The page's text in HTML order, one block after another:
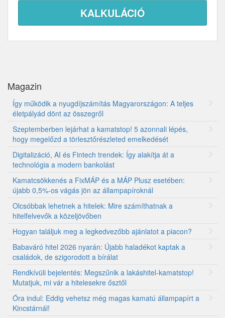
Magazin
Így működik a nyugdíjszámítás Magyarországon: A teljes
életpályád dönt az összegről
Szeptemberben lejárhat a kamatstop! 5 azonnali lépés,
hogy megelőzd a törlesztőrészleted emelkedését
Digitalizáció, AI és Fintech trendek: Így alakítja át a
technológia a modern bankolást
Kamatcsökkenés a FixMÁP és a MÁP Plusz esetében:
újabb 0,5%-os vágás jön az állampapíroknál
Olcsóbbak lehetnek a hitelek: Mire számíthatnak a
hitelfelvevők a közeljövőben
Hogyan találjuk meg a legkedvezőbb ajánlatot a piacon?
Babaváró hitel 2026 nyarán: Újabb haladékot kaptak a
családok, de szigorodott a bírálat
Rendkívüli bejelentés: Megszűnik a lakáshitel-kamatstop!
Mutatjuk, mi vár a hitelesekre ősztől
Óra indul: Eddig vehetsz még magas kamatú állampapírt a
Kincstárnál!